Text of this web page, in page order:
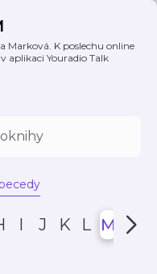
Marková. K poslechu online
aplikaci Youradio Talk
I J K L M N